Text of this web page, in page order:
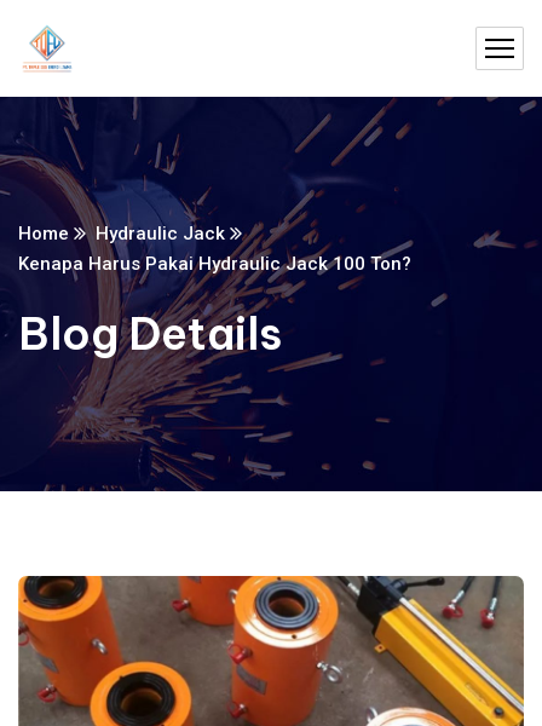
Home
Hydraulic Jack
Kenapa Harus Pakai Hydraulic Jack 100 Ton?
Blog Details